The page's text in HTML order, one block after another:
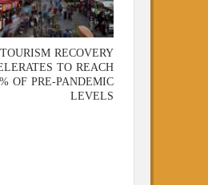
TOURISM RECOVERY
ACCELERATES TO REACH
65% OF PRE-PANDEMIC